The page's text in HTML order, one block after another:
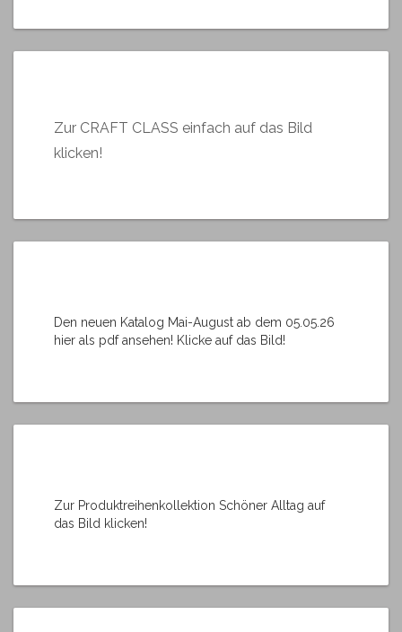
Zur CRAFT CLASS einfach auf das Bild
klicken!
Den neuen Katalog Mai-August ab dem 05.05.26
hier als pdf ansehen! Klicke auf das Bild!
Zur Produktreihenkollektion Schöner Alltag auf
das Bild klicken!